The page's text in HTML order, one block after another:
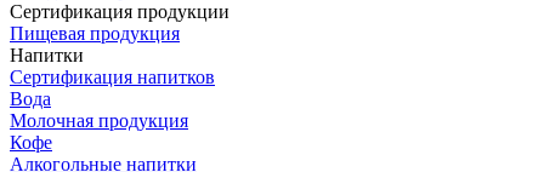
Сертификация продукции
Пищевая продукция
Напитки
Сертификация напитков
Вода
Молочная продукция
Кофе
Алкогольные напитки